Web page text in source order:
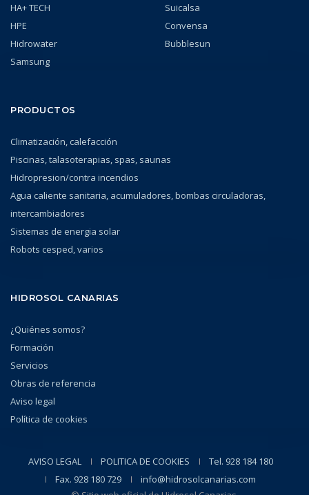
HA+ TECH
Suicalsa
HPE
Convensa
Hidrowater
Bubblesun
Samsung
PRODUCTOS
Climatización, calefacción
Piscinas, talasoterapias, spas, saunas
Hidropresion/contra incendios
Agua caliente sanitaria, acumuladores, bombas circuladoras,
intercambiadores
Sistemas de energia solar
Robots cesped, varios
HIDROSOL CANARIAS
¿Quiénes somos?
Formación
Servicios
Obras de referencia
Aviso legal
Política de cookies
AVISO LEGAL POLITICA DE COOKIES
Tel. 928 184 180
Fax. 928 180 729
info@hidrosolcanarias.com